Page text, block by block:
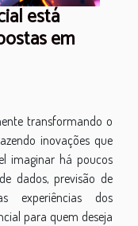
está
em
transformando o
inovações que
imaginar há poucos
dados, previsão de
experiências dos
para quem deseja